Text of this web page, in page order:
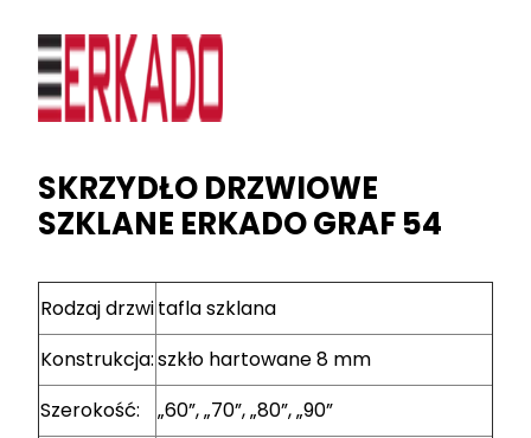
SKRZYDŁO DRZWIOWE
SZKLANE ERKADO GRAF 54
Rodzaj drzwitafla szklana
Konstrukcja:szkło hartowane 8 mm
Szerokość:
„60”, „70”, „80”, „90”